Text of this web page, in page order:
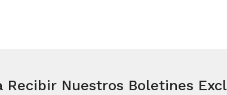
Recibir Nuestros Boletines